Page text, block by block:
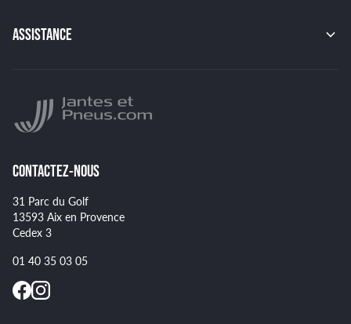
BBS
PIRELLI
HANKOOK
GOODYEAR
ASSISTANCE
Montage et démontage de vos pneus
Spécificités pour certains pneus
CONTACTEZ-NOUS
31 Parc du Golf
13593 Aix en Provence
Cedex 3
01 40 35 03 05